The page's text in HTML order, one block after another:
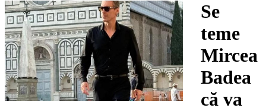
Se
teme
Mircea
Badea
că va